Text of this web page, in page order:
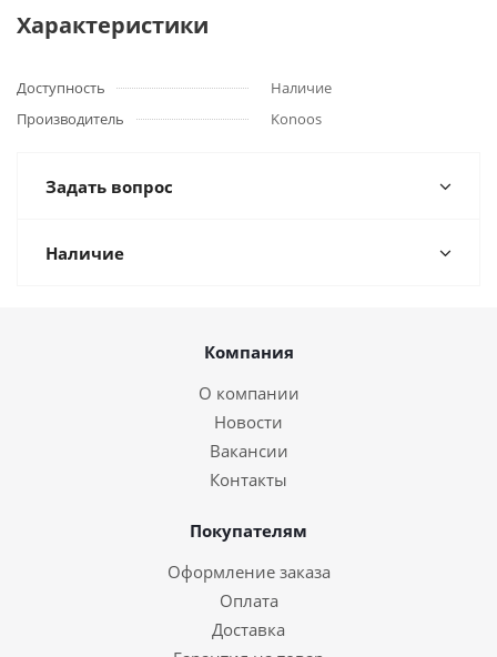
Характеристики
Доступность
Наличие
Производитель
Konoos
Задать вопрос
Наличие
Компания
О компании
Новости
Вакансии
Контакты
Покупателям
Оформление заказа
Оплата
Доставка